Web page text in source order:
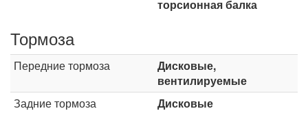
торсионная балка
Тормоза
Передние тормоза
Дисковые,
вентилируемые
Задние тормоза
Дисковые